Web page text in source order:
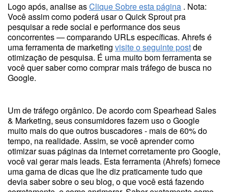
Logo após, analise asClique Sobre esta página . Nota:
Você assim como poderá usar o Quick Sprout pra
pesquisar a rede social e performance dos seus
concorrentes — comparando URLs específicas. Ahrefs é
uma ferramenta de marketing visite o seguinte postde
otimização de pesquisa. É uma muito bom ferramenta se
você quer saber como comprar mais tráfego de busca no
Google.
Um de tráfego orgânico. De acordo com Spearhead Sales
& Marketing, seus consumidores fazem uso o Google
muito mais do que outros buscadores - mais de 60% do
tempo, na realidade. Assim, se você aprender como
otimizar suas páginas da internet corretamente pro Google,
você vai gerar mais leads. Esta ferramenta (Ahrefs) fornece
uma gama de dicas que lhe diz praticamente tudo que
devia saber sobre o seu blog, o que você está fazendo